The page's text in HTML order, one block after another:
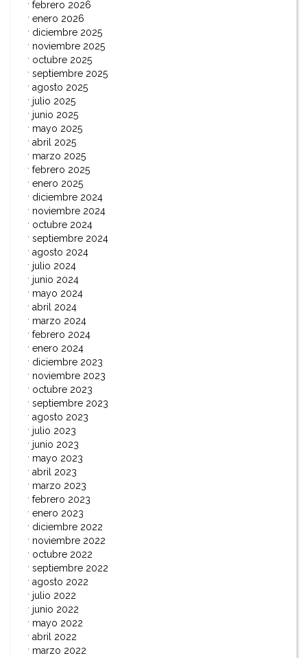
febrero 2026
enero 2026
diciembre 2025
noviembre 2025
octubre 2025
septiembre 2025
agosto 2025
julio 2025
junio 2025
mayo 2025
abril 2025
marzo 2025
febrero 2025
enero 2025
diciembre 2024
noviembre 2024
octubre 2024
septiembre 2024
agosto 2024
julio 2024
junio 2024
mayo 2024
abril 2024
marzo 2024
febrero 2024
enero 2024
diciembre 2023
noviembre 2023
octubre 2023
septiembre 2023
agosto 2023
julio 2023
junio 2023
mayo 2023
abril 2023
marzo 2023
febrero 2023
enero 2023
diciembre 2022
noviembre 2022
octubre 2022
septiembre 2022
agosto 2022
julio 2022
junio 2022
mayo 2022
abril 2022
marzo 2022